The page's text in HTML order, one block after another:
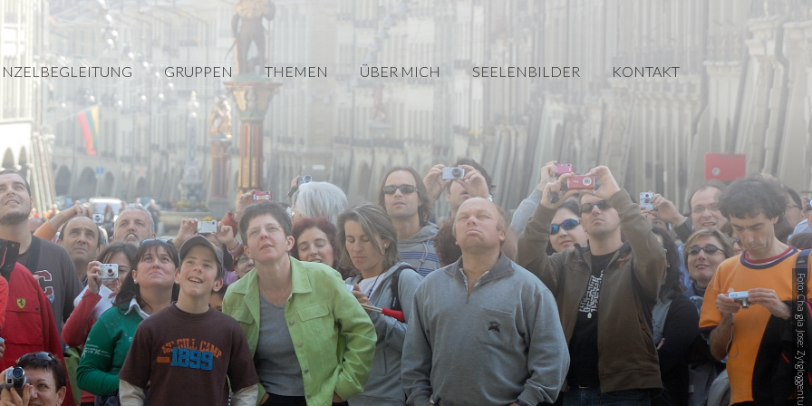
Foto: Cha gia Jose:
GRUPPEN THEMEN ÜBER MICH SEELENBILDER KONTAKT